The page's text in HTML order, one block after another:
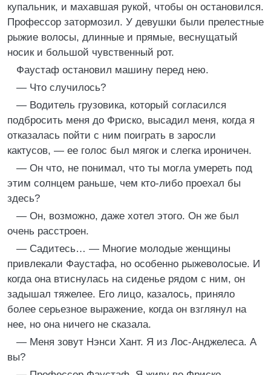
купальник, и махавшая рукой, чтобы он остановился.
Профессор затормозил. У девушки были прелестные
рыжие волосы, длинные и прямые, веснущатый
носик и большой чувственный рот.
Фаустаф остановил машину перед нею.
— Что случилось?
— Водитель грузовика, который согласился
подбросить меня до Фриско, высадил меня, когда я
отказалась пойти с ним поиграть в заросли
кактусов, — ее голос был мягок и слегка ироничен.
— Он что, не понимал, что ты могла умереть под
этим солнцем раньше, чем кто-либо проехал бы
здесь?
— Он, возможно, даже хотел этого. Он же был
очень расстроен.
— Садитесь… — Многие молодые женщины
привлекали Фаустафа, но особенно рыжеволосые. И
когда она втиснулась на сиденье рядом с ним, он
задышал тяжелее. Его лицо, казалось, приняло
более серьезное выражение, когда он взглянул на
нее, но она ничего не сказала.
— Меня зовут Нэнси Хант. Я из Лос-Анджелеса. А
вы?